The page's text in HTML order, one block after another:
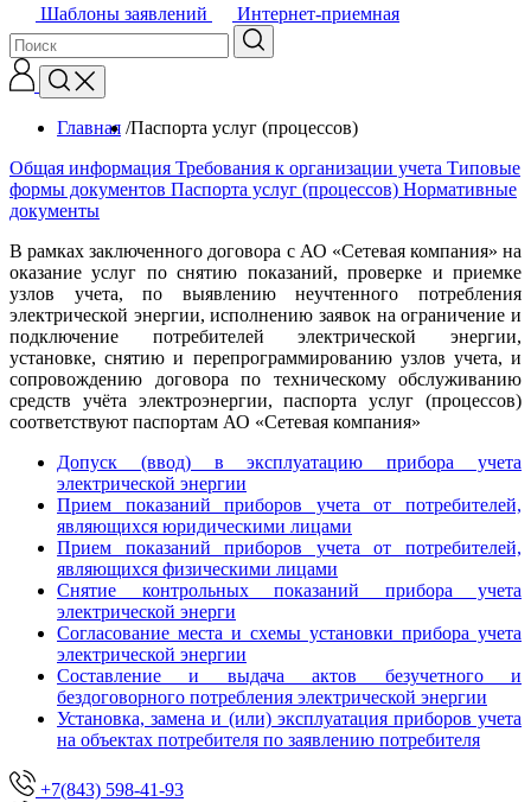
Шаблоны заявлений Интернет-приемная
Главная /Паспорта услуг (процессов)
Общая информация Требования к организации учета Типовые
формы документов Паспорта услуг (процессов) Нормативные
документы
В рамках заключенного договора с АО «Сетевая компания» на
оказание услуг по снятию показаний, проверке и приемке
узлов учета, по выявлению неучтенного потребления
электрической энергии, исполнению заявок на ограничение и
подключение потребителей электрической энергии,
установке, снятию и перепрограммированию узлов учета, и
сопровождению договора по техническому обслуживанию
средств учёта электроэнергии, паспорта услуг (процессов)
соответствуют паспортам АО «Сетевая компания»
Допуск (ввод) в эксплуатацию прибора учета
электрической энергии
Прием показаний приборов учета от потребителей,
являющихся юридическими лицами
Прием показаний приборов учета от потребителей,
являющихся физическими лицами
Снятие контрольных показаний прибора учета
электрической энерги
Согласование места и схемы установки прибора учета
электрической энергии
Составление и выдача актов безучетного и
бездоговорного потребления электрической энергии
Установка, замена и (или) эксплуатация приборов учета
на объектах потребителя по заявлению потребителя
+7(843) 598-41-93